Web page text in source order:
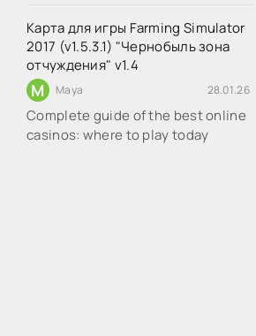
Карта для игры Farming Simulator
2017 (v1.5.3.1) "Чернобыль зона
отчуждения" v1.4
M Maya 28.01.26
Complete guide of the best online
casinos: where to play today